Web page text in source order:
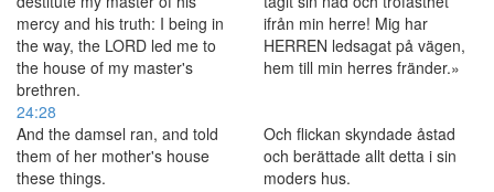
mercy and his truth: I being in
the way, the LORD led me to
the house of my master's
brethren.
ifrån min herre! Mig har
HERREN ledsagat på vägen,
hem till min herres fränder.»
24:28
And the damsel ran, and told
them of her mother's house
these things.
Och flickan skyndade åstad
och berättade allt detta i sin
moders hus.